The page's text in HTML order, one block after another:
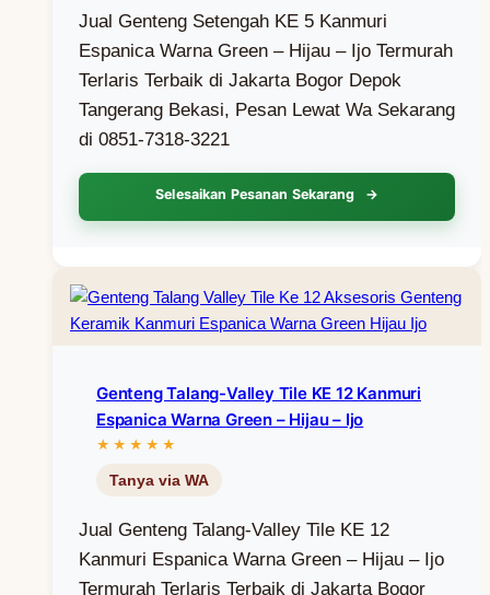
Jual Genteng Setengah KE 5 Kanmuri
Espanica Warna Green – Hijau – Ijo Termurah
Terlaris Terbaik di Jakarta Bogor Depok
Tangerang Bekasi, Pesan Lewat Wa Sekarang
di 0851-7318-3221
Selesaikan Pesanan Sekarang
Genteng Talang-Valley Tile KE 12 Kanmuri
Espanica Warna Green – Hijau – Ijo
Jual Genteng Talang-Valley Tile KE 12
Kanmuri Espanica Warna Green – Hijau – Ijo
Termurah Terlaris Terbaik di Jakarta Bogor